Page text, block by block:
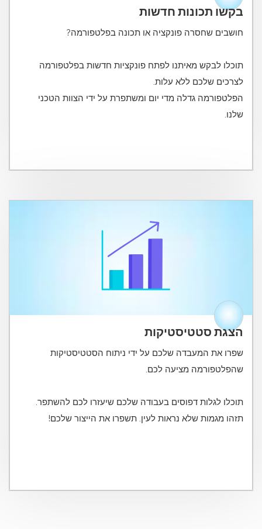
בקשו תכונות חדשות
תוכלו לבקש מאיתנו לפתח פונקציות חדשות בפלטפורמה
הפלטפורמה גדלה מדי יום ומשתפרת על ידי הצוות הטכני
שלנו.
הצגת סטטיסטיקות
שפרו את המעבדה שלכם על ידי ניתוח הסטטיסטיקות
תוכלו לגלות דפוסים בעבודה שלכם שיעזרו לכם להשתפר.
תזהו מגמות שלא נראות לעין. תשפרו את הייצור שלכם!